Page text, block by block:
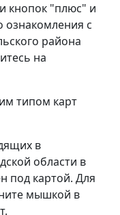
кнопок "плюс" и
ознакомления с
района
на
типом карт
в
области в
под картой. Для
мышкой в